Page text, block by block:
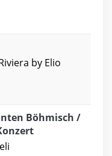
by Elio
Böhmisch /